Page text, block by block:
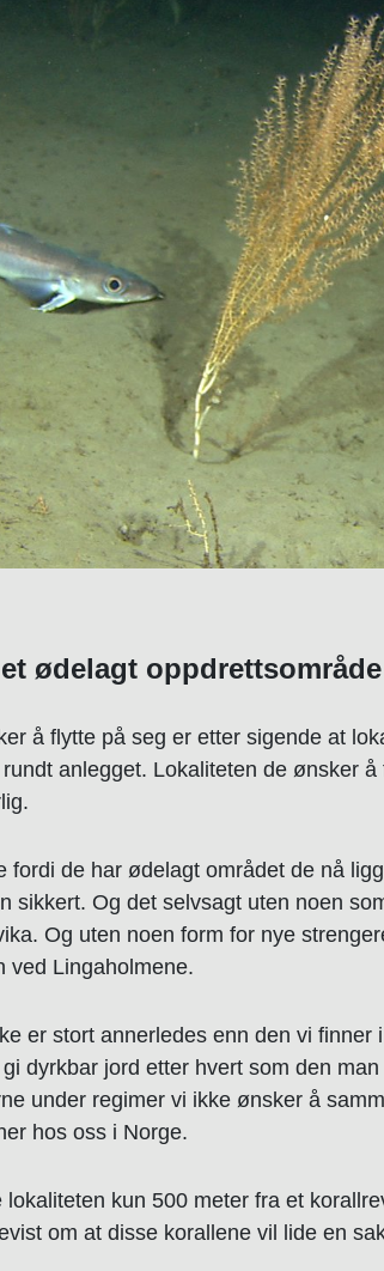
ødelagt
å flytte på seg er etter sigende at
anlegget. Lokaliteten de ønsker
fordi de har ødelagt området de nå
sikkert. Og det selvsagt uten noen
Og uten noen form for nye
ved Lingaholmene.
er stort annerledes enn den vi
dyrkbar jord etter hvert som den
under regimer vi ikke ønsker å
hos oss i Norge.
kun 500 meter fra et
om at disse korallene vil lide en